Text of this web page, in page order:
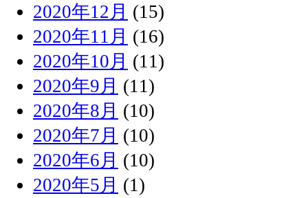
2020年12月 (15)
2020年11月 (16)
2020年10月 (11)
2020年9月 (11)
2020年8月 (10)
2020年7月 (10)
2020年6月 (10)
2020年5月 (1)